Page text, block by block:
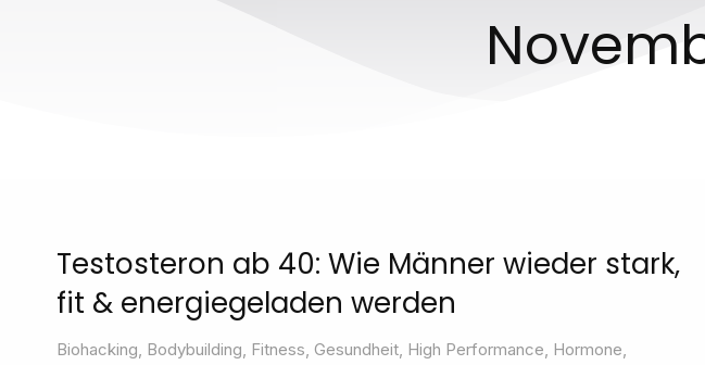
Testosteron ab 40: Wie Männer wieder stark,
fit & energiegeladen werden
Biohacking, Bodybuilding, Fitness, Gesundheit, High Performance, Hormone,